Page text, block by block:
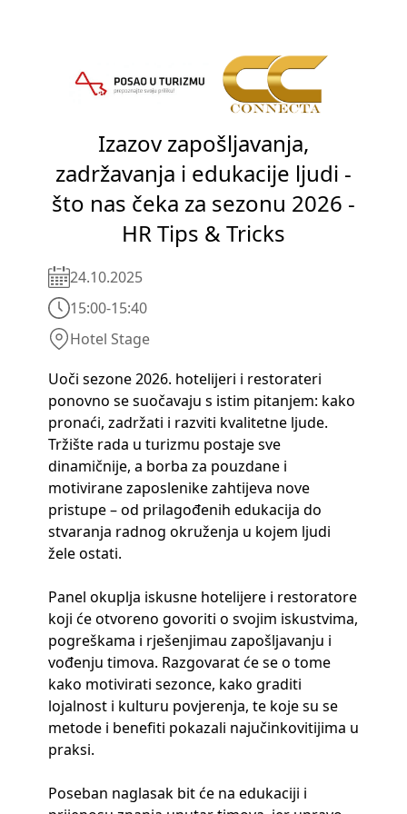
Izazov zapošljavanja,
zadržavanja i edukacije ljudi -
što nas čeka za sezonu 2026 -
HR Tips & Tricks
24.10.2025
15:00-15:40
Hotel Stage
Uoči sezone 2026. hotelijeri i restorateri
ponovno se suočavaju s istim pitanjem: kako
pronaći, zadržati i razviti kvalitetne ljude.
Tržište rada u turizmu postaje sve
dinamičnije, a borba za pouzdane i
motivirane zaposlenike zahtijeva nove
pristupe – od prilagođenih edukacija do
stvaranja radnog okruženja u kojem ljudi
žele ostati.
Panel okuplja iskusne hotelijere i restoratore
koji će otvoreno govoriti o svojim iskustvima,
pogreškama i rješenjimau zapošljavanju i
vođenju timova. Razgovarat će se o tome
kako motivirati sezonce, kako graditi
lojalnost i kulturu povjerenja, te koje su se
metode i benefiti pokazali najučinkovitijima u
praksi.
Poseban naglasak bit će na edukaciji i